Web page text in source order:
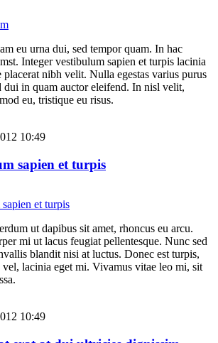
eu urna dui, sed tempor quam. In hac
Integer vestibulum sapien et turpis lacinia
placerat nibh velit. Nulla egestas varius purus
dui in quam auctor eleifend. In nisl velit,
eu, tristique eu risus.
10:49
sapien et turpis
ut dapibus sit amet, rhoncus eu arcu.
mi ut lacus feugiat pellentesque. Nunc sed
blandit nisi at luctus. Donec est turpis,
vel, lacinia eget mi. Vivamus vitae leo mi, sit
10:49